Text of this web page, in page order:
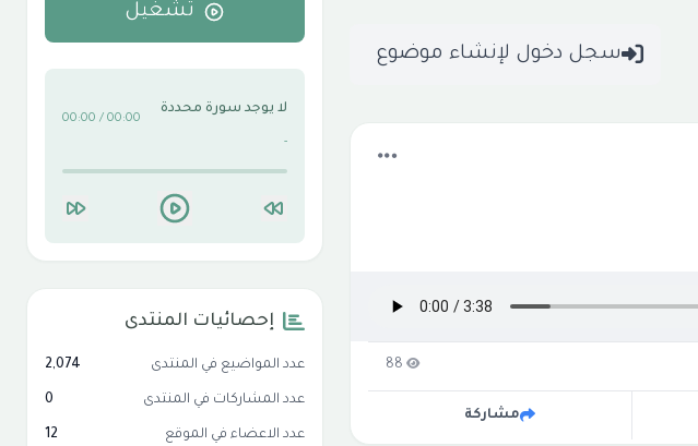
سجل دخول لإنشاء موضوع
مشاركة
تشغيل
لا يوجد سورة محددة
-
00:00 / 00:00
إحصائيات المنتدى
عدد المواضيع في المنتدى 2,074
عدد المشاركات في المنتدى 0
عدد الاعضاء في الموقع 12